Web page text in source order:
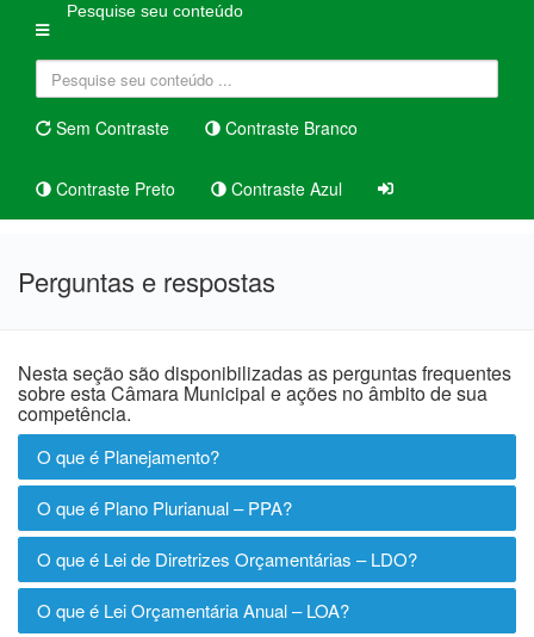
Pesquise seu conteúdo
Sem Contraste Contraste Branco
Contraste Preto Contraste Azul
Perguntas e respostas
Nesta seção são disponibilizadas as perguntas frequentes
sobre esta Câmara Municipal e ações no âmbito de sua
competência.
O que é Planejamento?
O que é Plano Plurianual – PPA?
O que é Lei de Diretrizes Orçamentárias – LDO?
O que é Lei Orçamentária Anual – LOA?